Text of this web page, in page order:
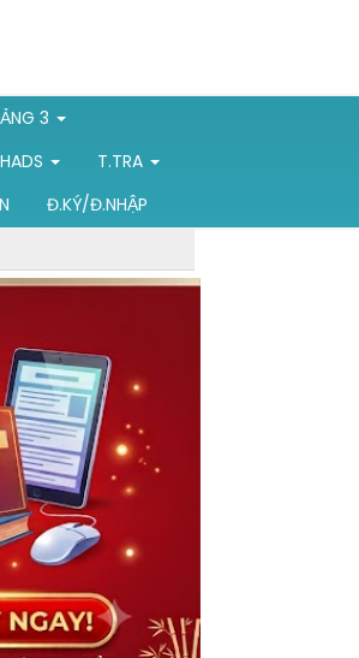
3
T.TRA
Đ.KÝ/Đ.NHẬP